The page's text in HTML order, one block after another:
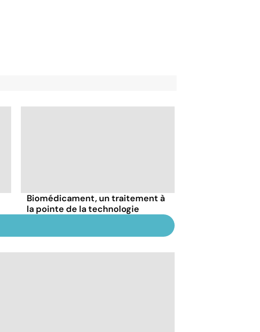
Biomédicament, un traitement à
la pointe de la technologie